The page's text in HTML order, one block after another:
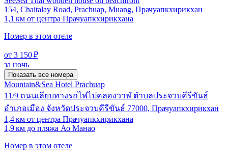
154, Chaitalay Road, Prachuap, Muang, Прачуапкхирикхан
1,1 км от центра Прачуапкхирикхана
Номер в этом отеле
от 3 150 ₽
за ночь
Показать все номера
Mountain&Sea Hotel Prachuap
11/9 ถนนเลียบทางรถไฟไปคลองวาฬ ตำบลประจวบคีรีขันธ์
อำเภอเมือง จังหวัดประจวบคีรีขันธ์ 77000, Прачуапкхирикхан
1,4 км от центра Прачуапкхирикхана
1,9 км до пляжа Ао Манао
Номер в этом отеле